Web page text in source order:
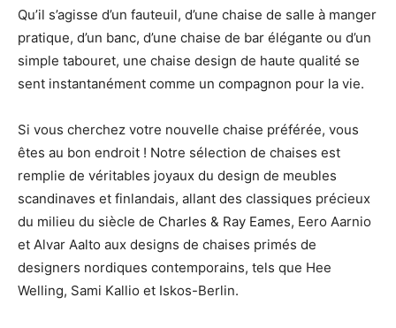
Qu’il s’agisse d’un fauteuil, d’une chaise de salle à manger
pratique, d’un banc, d’une chaise de bar élégante ou d’un
simple tabouret, une chaise design de haute qualité se
sent instantanément comme un compagnon pour la vie.
Si vous cherchez votre nouvelle chaise préférée, vous
êtes au bon endroit ! Notre sélection de chaises est
remplie de véritables joyaux du design de meubles
scandinaves et finlandais, allant des classiques précieux
du milieu du siècle de Charles & Ray Eames, Eero Aarnio
et Alvar Aalto aux designs de chaises primés de
designers nordiques contemporains, tels que Hee
Welling, Sami Kallio et Iskos-Berlin.